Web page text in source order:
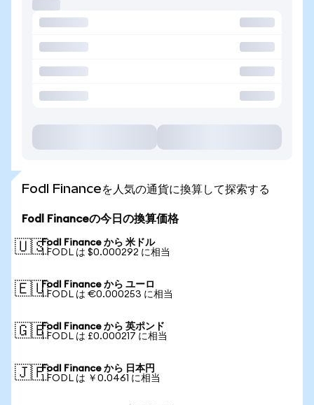
Fodl Financeを人気の通貨に換算して探索する
Fodl Financeの今日の換算価格
🇺🇸Fodl Finance から 米ドル
1 FODL は $0.000292 に相当
🇪🇺Fodl Finance から ユーロ
1 FODL は €0.000253 に相当
🇬🇧Fodl Finance から 英ポンド
1 FODL は £0.000217 に相当
🇯🇵Fodl Finance から 日本円
1 FODL は ￥0.0461 に相当